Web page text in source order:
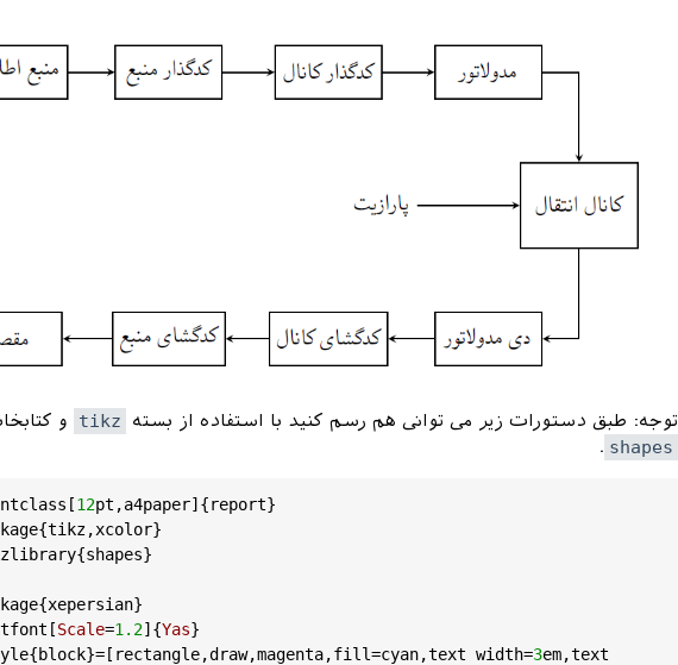
توجه: طبق دستورات زیر می توانی هم رسم کنید با استفاده از بسته tikz
و
shapes
.
[12pt ,a4paper]{report}
{tikz,xcolor}
{shapes}
{xepersian}
[Scale=1.2]{Yas}
{block}=[ rectangle,draw,magenta,fill=cyan,text width=3em,text